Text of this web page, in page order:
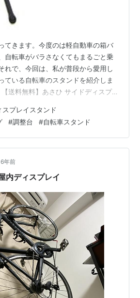
てきます。今度のは軽自動車の箱バ
自転車がバラさなくてもまるごと乗
れで、今回は、私が普段から愛用し
ている自転車のスタンドを紹介しま
送料無料】あさひ サイドディスプレ
すめ価格：3980円（税込、送料別)
で購入 普段の自転車の整備用とし
ほとんどの自転車が使えます。リア
アステーに引っ掛けて立てるだけ。
のことでは倒れません。フック部分
何…
プレイスタンド
#調整台 #自転車スタンド
6年前
内ディスプレイ